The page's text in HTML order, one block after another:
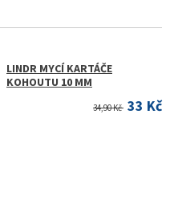
LINDR MYCÍ KARTÁČE
KOHOUTU 10 MM
34,90 Kč 33 Kč